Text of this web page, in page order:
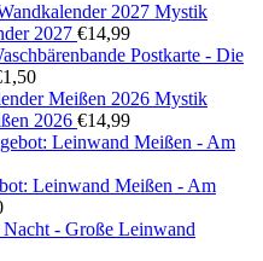
Mystik
2027 €14,99
Postkarte - Die
1,50
Mystik
2026 €14,99
Leinwand Meißen - Am